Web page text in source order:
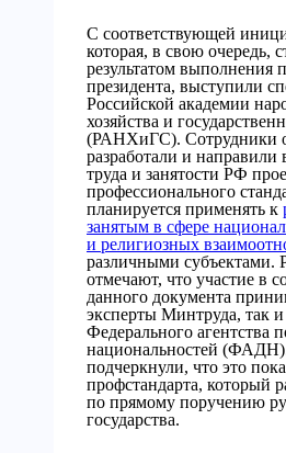
С соответствующей
которая, в свою очередь,
результатом выполнения
президента, выступили
Российской академии
хозяйства и
(РАНХиГС). Сотрудники
разработали и
труда и занятости РФ
профессионального
планируется применять к
занятым в сфере
и религиозных
различными субъектами.
отмечают, что участие в
данного документа
эксперты Минтруда, так
Федерального агентства
национальностей
подчеркнули, что это
профстандарта, который
по прямому поручению
государства.